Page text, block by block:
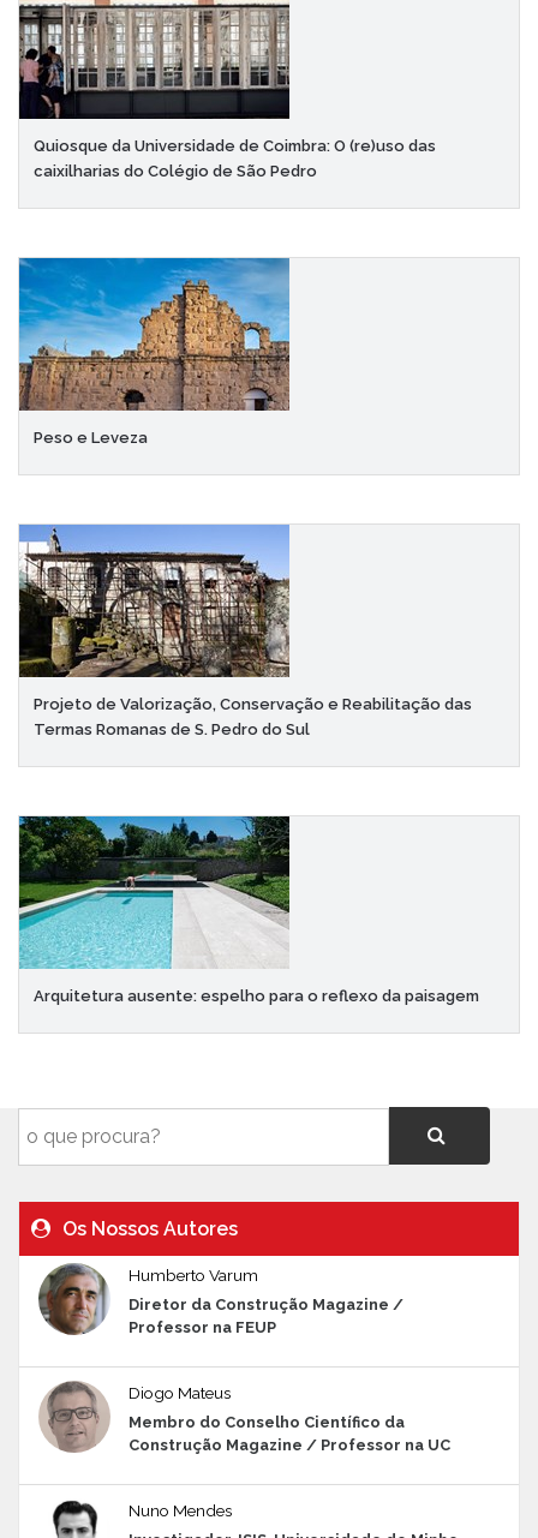
Quiosque da Universidade de Coimbra: O (re)uso das
caixilharias do Colégio de São Pedro
Peso e Leveza
Projeto de Valorização, Conservação e Reabilitação das
Termas Romanas de S. Pedro do Sul
Arquitetura ausente: espelho para o reflexo da paisagem
Os Nossos Autores
Humberto Varum
Diretor da Construção Magazine /
Professor na FEUP
Diogo Mateus
Membro do Conselho Científico da
Construção Magazine / Professor na UC
Nuno Mendes